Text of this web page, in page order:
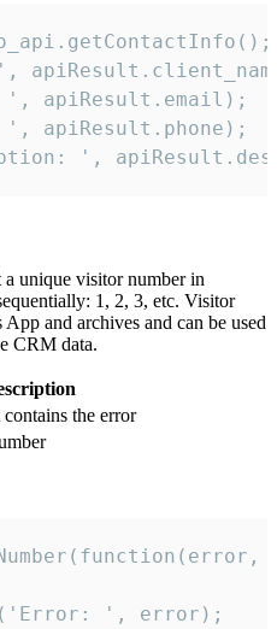
', apiResult.email);
', apiResult.phone);
',
unique visitor number in
1, 2, 3, etc. Visitor
and archives and can be used
CRM data.
the error
', error);